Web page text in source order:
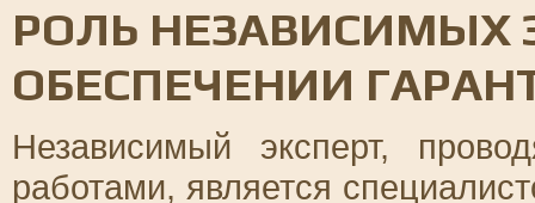
РОЛЬ НЕЗАВИСИМЫХ
ОБЕСПЕЧЕНИИ
Независимый эксперт,
работами, является